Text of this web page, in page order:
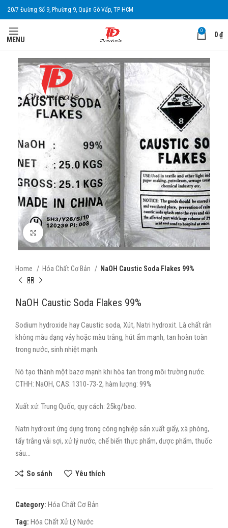
20/7 Đường Số 9, Phường 9, Quận Gò Vấp, TP HCM
MENU
0 0₫
Xem ảnh phóng to
Home Hóa Chất Cơ Bản NaOH Caustic Soda Flakes 99%
NaOH Caustic Soda Flakes 99%
Sodium hydroxide hay Caustic soda, Xút, Natri hydroxit. Là chất rắn
không màu dạng vảy hoặc màu trắng, hút ẩm mạnh, tan hoàn toàn
trong nước, sinh nhiệt mạnh.
Nó tạo thành một bazơ mạnh khi hòa tan trong môi trường nước.
CTHH: NaOH, CAS: 1310-73-2, hàm lượng: 99%
Xuất xứ: Trung Quốc, quy cách: 25kg/bao.
Natri hydroxit ứng dụng trong công nghiệp sản xuất giấy, xà phòng,
tẩy trắng vải sợi, xử lý nước, chế biến thực phẩm, dược phẩm, thuốc
sâu…
So sánh Yêu thích
Category: Hóa Chất Cơ Bản
Tag: Hóa Chất Xử Lý Nước